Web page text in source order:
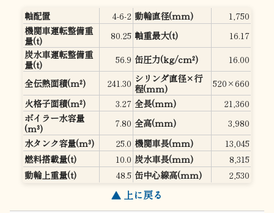
軸配置 4-6-2 動輪直径(mm)
1,750
機関車運転整備重
量(t)
80.25 軸重最大(t)
16.17
炭水車運転整備重
量(t)
56.9 缶圧力(kg/cm²)
16.00
全伝熱面積(m²)
241.30 シリンダ直径×行
程(mm)
520×660
火格子面積(m²)
3.27 全長(mm)
21,360
ボイラー水容量
(m³)
7.80 全高(mm)
3,980
水タンク容量(m³)
25.0 機関車長(mm)
13,045
燃料搭載量(t)
10.0 炭水車長(mm)
8,315
動輪上重量(t)
48.5 缶中心線高(mm) 2,530
▲ 上に戻る